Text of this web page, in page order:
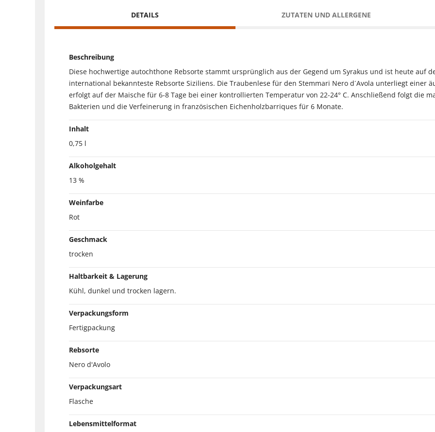
DETAILS ZUTATEN UND ALLERGENE
Beschreibung
Diese hochwertige autochthone Rebsorte stammt ursprünglich aus der Gegend um Syrakus und ist heute auf
international bekannteste Rebsorte Siziliens. Die Traubenlese für den Stemmari Nero d´Avola unterliegt einer
erfolgt auf der Maische für 6-8 Tage bei einer kontrollierten Temperatur von 22-24° C. Anschließend folgt die
Bakterien und die Verfeinerung in französischen Eichenholzbarriques für 6 Monate.
Inhalt
0,75 l
Alkoholgehalt
13 %
Weinfarbe
Rot
Geschmack
trocken
Haltbarkeit & Lagerung
Kühl, dunkel und trocken lagern.
Verpackungsform
Fertigpackung
Rebsorte
Nero d'Avolo
Verpackungsart
Flasche
Lebensmittelformat